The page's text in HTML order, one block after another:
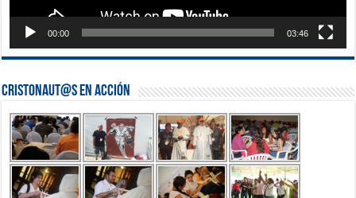
00:00 03:46
Cristonaut@s en Acción